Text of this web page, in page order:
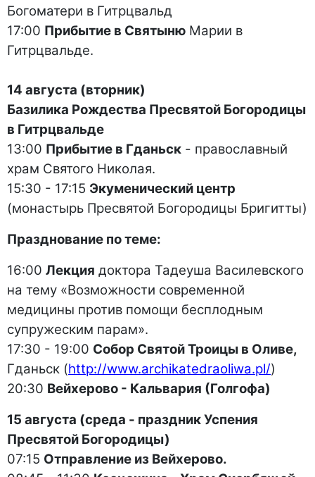
Богоматери в Гитрцвальд
17:00 Прибытие в Святыню Марии в
Гитрцвальде.
14 августа (вторник)
Базилика Рождества Пресвятой Богородицы
в Гитрцвальде
13:00 Прибытие в Гданьск - православный
храм Святого Николая.
15:30 - 17:15 Экуменический центр
(монастырь Пресвятой Богородицы Бригитты)
Празднование по теме:
16:00 Лекция доктора Тадеуша Василевского
на тему «Возможности современной
медицины против помощи бесплодным
супружеским парам».
17:30 - 19:00 Собор Святой Троицы в Оливе,
Гданьск (http://www.archikatedraoliwa.pl/)
20:30 Вейхерово - Кальвария (Голгофа)
15 августа (среда - праздник Успения
Пресвятой Богородицы)
07:15 Отправление из Вейхерово.